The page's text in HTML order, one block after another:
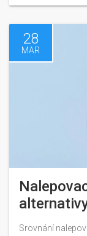
28
MAR
Srovnání